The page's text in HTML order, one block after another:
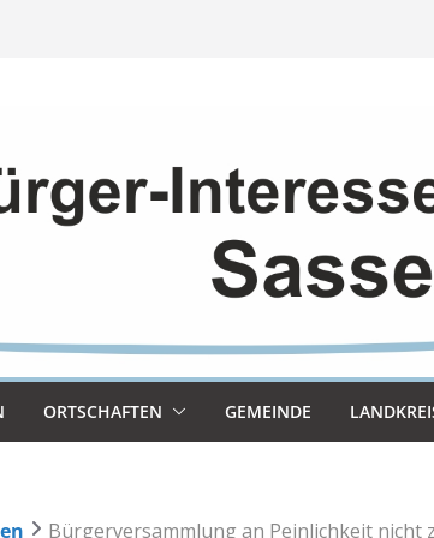
ORT­SCHAF­TEN GEMEINDE
Bürgerversammlung an Peinlichkeit nicht